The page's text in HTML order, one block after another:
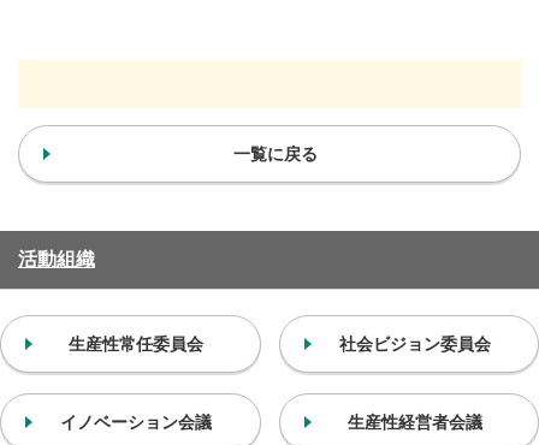
一覧に戻る
活動組織
生産性常任委員会 社会ビジョン委員会
イノベーション会議 生産性経営者会議